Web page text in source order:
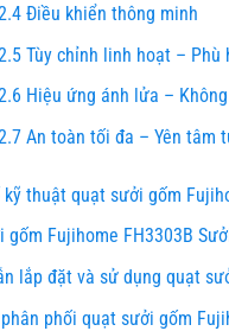
Điều khiển thông minh
Tùy chỉnh linh hoạt – Phù
Hiệu ứng ánh lửa –
An toàn tối đa – Yên tâm
kỹ thuật quạt sưởi gốm
Fujihome FH3303B
lắp đặt và sử dụng quạt
phối quạt sưởi gốm